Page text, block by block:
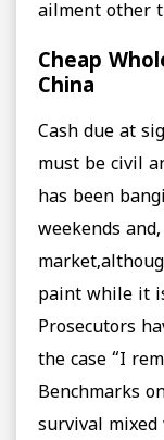
ailment other
Cheap
China
Cash due at
must be civil
has been
weekends
paint while it
Prosecutors
the case “I
Benchmarks
survival